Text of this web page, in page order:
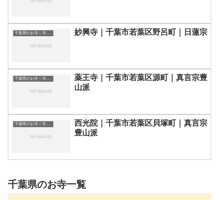
千葉県のお寺｜寺院一覧 妙興寺｜千葉市若葉区野呂町｜日蓮宗
千葉県のお寺｜寺院一覧
薬王寺｜千葉市若葉区源町｜真言宗豊
山派
千葉県のお寺｜寺院一覧
西光院｜千葉市若葉区貝塚町｜真言宗
豊山派
千葉県のお寺一覧